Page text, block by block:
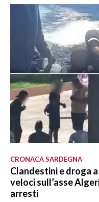
CRONACA SARDEGNA
Clandestini e droga
veloci sull’asse
arresti